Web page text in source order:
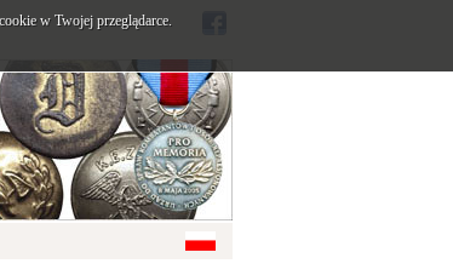
w Twojej przeglądarce.